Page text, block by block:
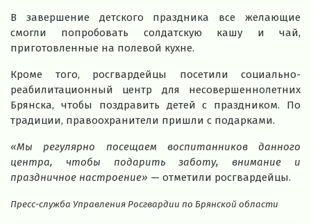
В завершение детского праздника все желающие
смогли попробовать солдатскую кашу и чай,
приготовленные на полевой кухне.
Кроме того, росгвардейцы посетили социально-
реабилитационный центр для несовершеннолетних
Брянска, чтобы поздравить детей с праздником. По
традиции, правоохранители пришли с подарками.
«Мы регулярно посещаем воспитанников данного
центра, чтобы подарить заботу, внимание и
праздничное настроение» — отметили росгвардейцы.
Пресс-служба Управления Росгвардии по Брянской области